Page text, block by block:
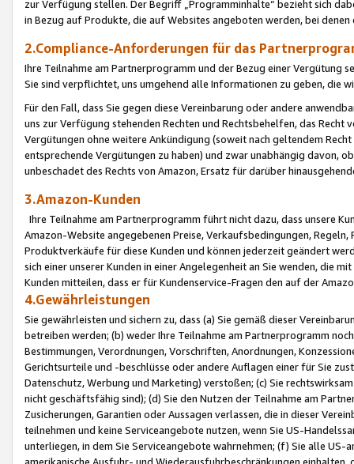
zur Verfügung stellen. Der Begriff „Programminhalte“ bezieht sich
in Bezug auf Produkte, die auf Websites angeboten werden, bei
2.Compliance-Anforderungen für das
Ihre Teilnahme am Partnerprogramm und der Bezug einer Vergütung
Sie sind verpflichtet, uns umgehend alle Informationen zu geben, die
Für den Fall, dass Sie gegen diese Vereinbarung oder andere
uns zur Verfügung stehenden Rechten und Rechtsbehelfen, das
Vergütungen ohne weitere Ankündigung (soweit nach geltendem
entsprechende Vergütungen zu haben) und zwar unabhängig davon,
unbeschadet des Rechts von Amazon, Ersatz für darüber
3.Amazon-Kunden
Ihre Teilnahme am Partnerprogramm führt nicht dazu, dass unsere
Amazon-Website angegebenen Preise, Verkaufsbedingungen,
Produktverkäufe für diese Kunden und können jederzeit geändert
sich einer unserer Kunden in einer Angelegenheit an Sie wenden, die
Kunden mitteilen, dass er für Kundenservice-Fragen den auf der
4.Gewährleistungen
Sie gewährleisten und sichern zu, dass (a) Sie gemäß dieser
betreiben werden; (b) weder Ihre Teilnahme am Partnerprogramm
Bestimmungen, Verordnungen, Vorschriften, Anordnungen,
Gerichtsurteile und -beschlüsse oder andere Auflagen einer für Sie
Datenschutz, Werbung und Marketing) verstoßen; (c) Sie
nicht geschäftsfähig sind); (d) Sie den Nutzen der Teilnahme am
Zusicherungen, Garantien oder Aussagen verlassen, die in dieser
teilnehmen und keine Serviceangebote nutzen, wenn Sie US-
unterliegen, in dem Sie Serviceangebote wahrnehmen; (f) Sie alle